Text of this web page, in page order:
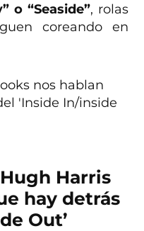
o “Seaside”, rolas
coreando en
Harris
hay detrás
Out’